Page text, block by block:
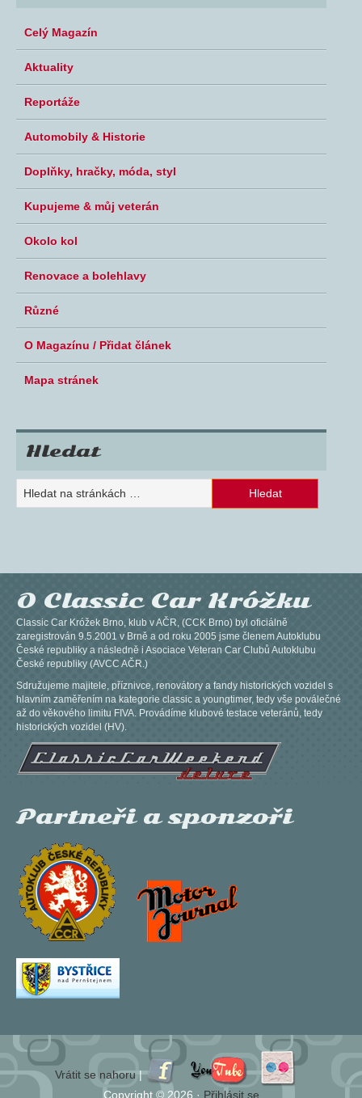
Celý Magazín
Aktuality
Reportáže
Automobily & Historie
Doplňky, hračky, móda, styl
Kupujeme & můj veterán
Okolo kol
Renovace a bolehlavy
Různé
O Magazínu / Přidat článek
Mapa stránek
Hledat
O Classic Car Króžku
Classic Car Króžek Brno, klub v AČR, (CCK Brno) byl oficiálně
zaregistrován 9.5.2001 v Brně a od roku 2005 jsme členem Autoklubu
České republiky a následně i Asociace Veteran Car Clubů Autoklubu
České republiky (AVCC AČR.)
Sdružujeme majitele, příznivce, renovátory a fandy historických vozidel s
hlavním zaměřením na kategorie classic a youngtimer, tedy vše poválečné
až do věkového limitu FIVA. Provádíme klubové testace veteránů, tedy
historických vozidel (HV).
Partneři a sponzoři
Vrátit se nahoru |
Copyright © 2026 · Přihlásit se